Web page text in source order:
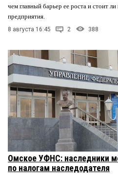
чем главный барьер ее роста и стоит
предприятия.
8 августа 16:45 2 388
Омское УФНС: наследники
по налогам наследодателя